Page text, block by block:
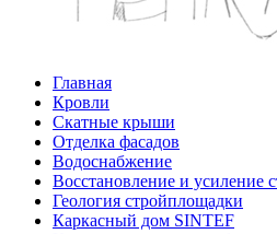
Главная
Кровли
Скатные крыши
Отделка фасадов
Водоснабжение
Восстановление и усиление
Геология стройплощадки
Каркасный дом SINTEF